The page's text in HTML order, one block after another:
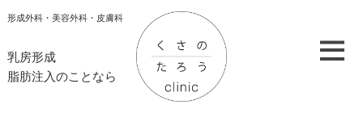
形成外科・美容外科・皮膚科
乳房形成
脂肪注入のことなら